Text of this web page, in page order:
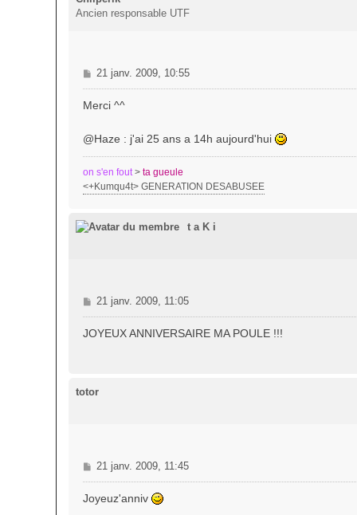
Ancien responsable UTF
M
e
s
g
e
21 janv. 2009, 10:55
Merci ^^
@Haze : j'ai 25 ans a 14h aujourd'hui
on s'en fout> ta gueule
<+Kumqu4t> GENERATION DESABUSEE
t a K i
M
e
s
21 janv. 2009, 11:05
JOYEUX ANNIVERSAIRE MA POULE !!!
totor
M
e
s
21 janv. 2009, 11:45
Joyeuz'anniv